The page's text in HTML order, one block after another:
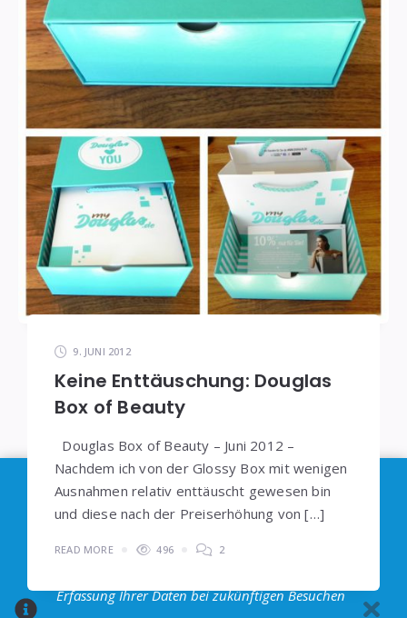
9. JUNI 2012
Keine Enttäuschung: Douglas
Box of Beauty
Douglas Box of Beauty – Juni 2012 –
Nachdem ich von der Glossy Box mit wenigen
Ausnahmen relativ enttäuscht gewesen bin
und diese nach der Preiserhöhung von […]
READ MORE 496 2
Im Sinne derDSGVO: Die Erfassung Deiner Daten
durchGoogle Analyticskönnen Sie durch
Klicken auf den folgenden Link unterbinden. Es
Erfassung Ihrer Daten bei zukünftigen Besuchen